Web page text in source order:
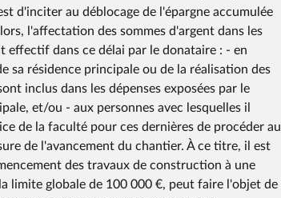
d'inciter au déblocage de l'épargne accumulée
l'affectation des sommes d'argent dans les
dans ce délai par le donataire : - en
sa résidence principale ou de la réalisation des
inclus dans les dépenses exposées par le
et/ou - aux personnes avec lesquelles il
de la faculté pour ces dernières de procéder au
de l'avancement du chantier. À ce titre, il est
des travaux de construction à une
limite globale de 100 000 €, peut faire l'objet de